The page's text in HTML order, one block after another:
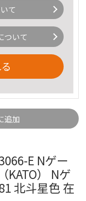
て
ついて
追加
E Nゲー
KATO） Nゲ
北斗星色 在